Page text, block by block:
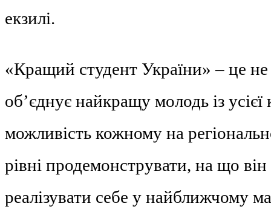
екзилі.
«Кращий студент України» – це
об’єднує найкращу молодь із усієї
можливість кожному на
рівні продемонструвати, на що
реалізувати себе у найближчому